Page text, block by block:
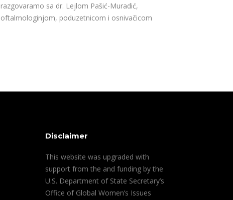
razgovaramo sa dr. Lejlom Pašić-Muradić,
oftalmologinjom, poduzetnicom i osnivačicom
Disclaimer
This website was upgraded with
support from the and funding by the
U.S. Department of State Secretary’s
Office of Global Women’s Issues